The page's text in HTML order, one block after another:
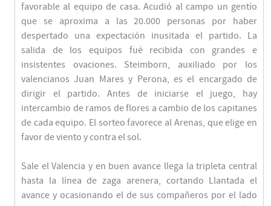
favorable al equipo de casa. Acudió al campo un gentío
que se aproxima a las 20.000 personas por haber
despertado una expectación inusitada el partido. La
salida de los equipos fué recibida con grandes e
insistentes ovaciones. Steimborn, auxiliado por los
valencianos Juan Mares y Perona, es el encargado de
dirigir el partido. Antes de iniciarse el juego, hay
intercambio de ramos de flores a cambio de los capitanes
de cada equipo. El sorteo favorece al Arenas, que elige en
favor de viento y contra el sol.
Sale el Valencia y en buen avance llega la tripleta central
hasta la línea de zaga arenera, cortando Llantada el
avance y ocasionando el de sus compañeros por el lado